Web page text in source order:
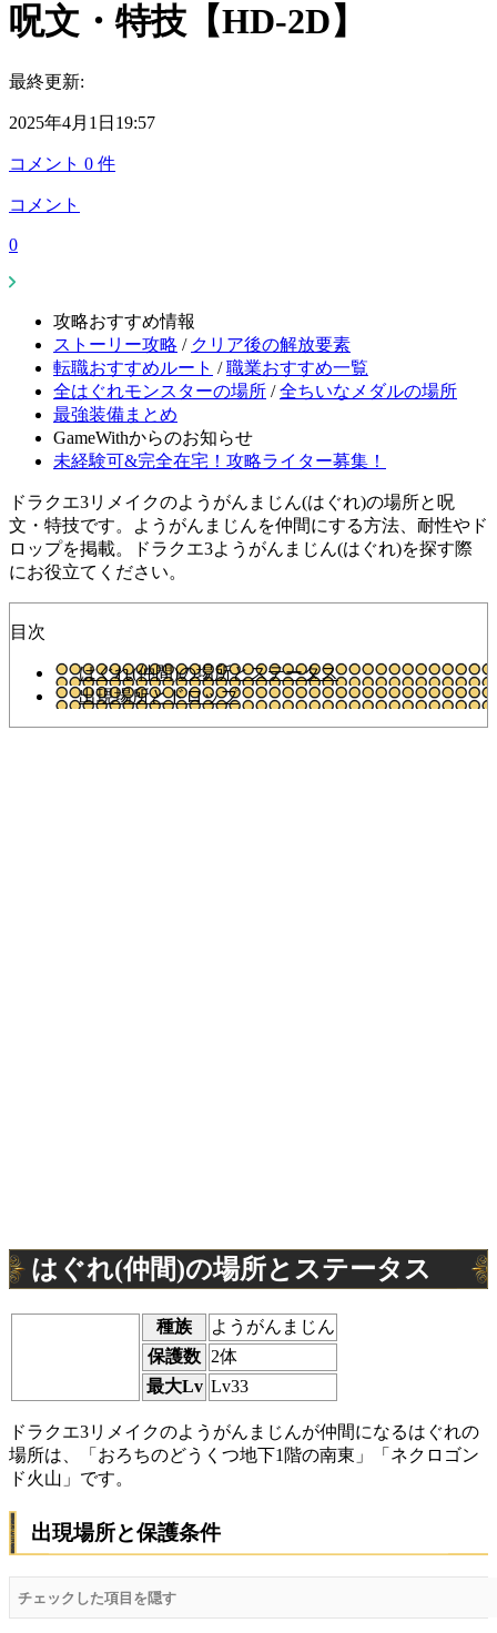
呪文・特技【HD-2D】
最終更新:
2025年4月1日19:57
コメント 0 件
コメント
0
攻略おすすめ情報
ストーリー攻略 / クリア後の解放要素
転職おすすめルート /職業おすすめ一覧
全はぐれモンスターの場所 /全ちいなメダルの場所
最強装備まとめ
GameWithからのお知らせ
未経験可&完全在宅！攻略ライター募集！
ドラクエ3リメイクのようがんまじん(はぐれ)の場所と呪
文・特技です。ようがんまじんを仲間にする方法、耐性やド
ロップを掲載。ドラクエ3ようがんまじん(はぐれ)を探す際
にお役立てください。
目次
はぐれ(仲間)の場所とステータス
出現場所とドロップ
はぐれ(仲間)の場所とステータス
種族
ようがんまじん
保護数 2体
最大Lv Lv33
ドラクエ3リメイクのようがんまじんが仲間になるはぐれの
場所は、「おろちのどうくつ地下1階の南東」「ネクロゴン
ド火山」です。
出現場所と保護条件
チェックした項目を隠す